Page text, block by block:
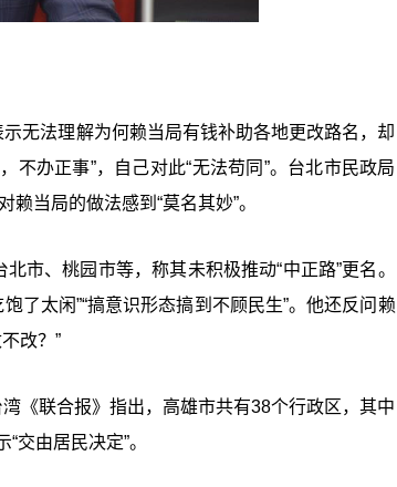
无法理解为何赖当局有钱补助各地更改路名，却
办正事”，自己对此“无法苟同”。台北市民政局
当局的做法感到“莫名其妙”。
市、桃园市等，称其未积极推动“中正路”更名。
了太闲”“搞意识形态搞到不顾民生”。他还反问赖
改？”
《联合报》指出，高雄市共有38个行政区，其中
交由居民决定”。